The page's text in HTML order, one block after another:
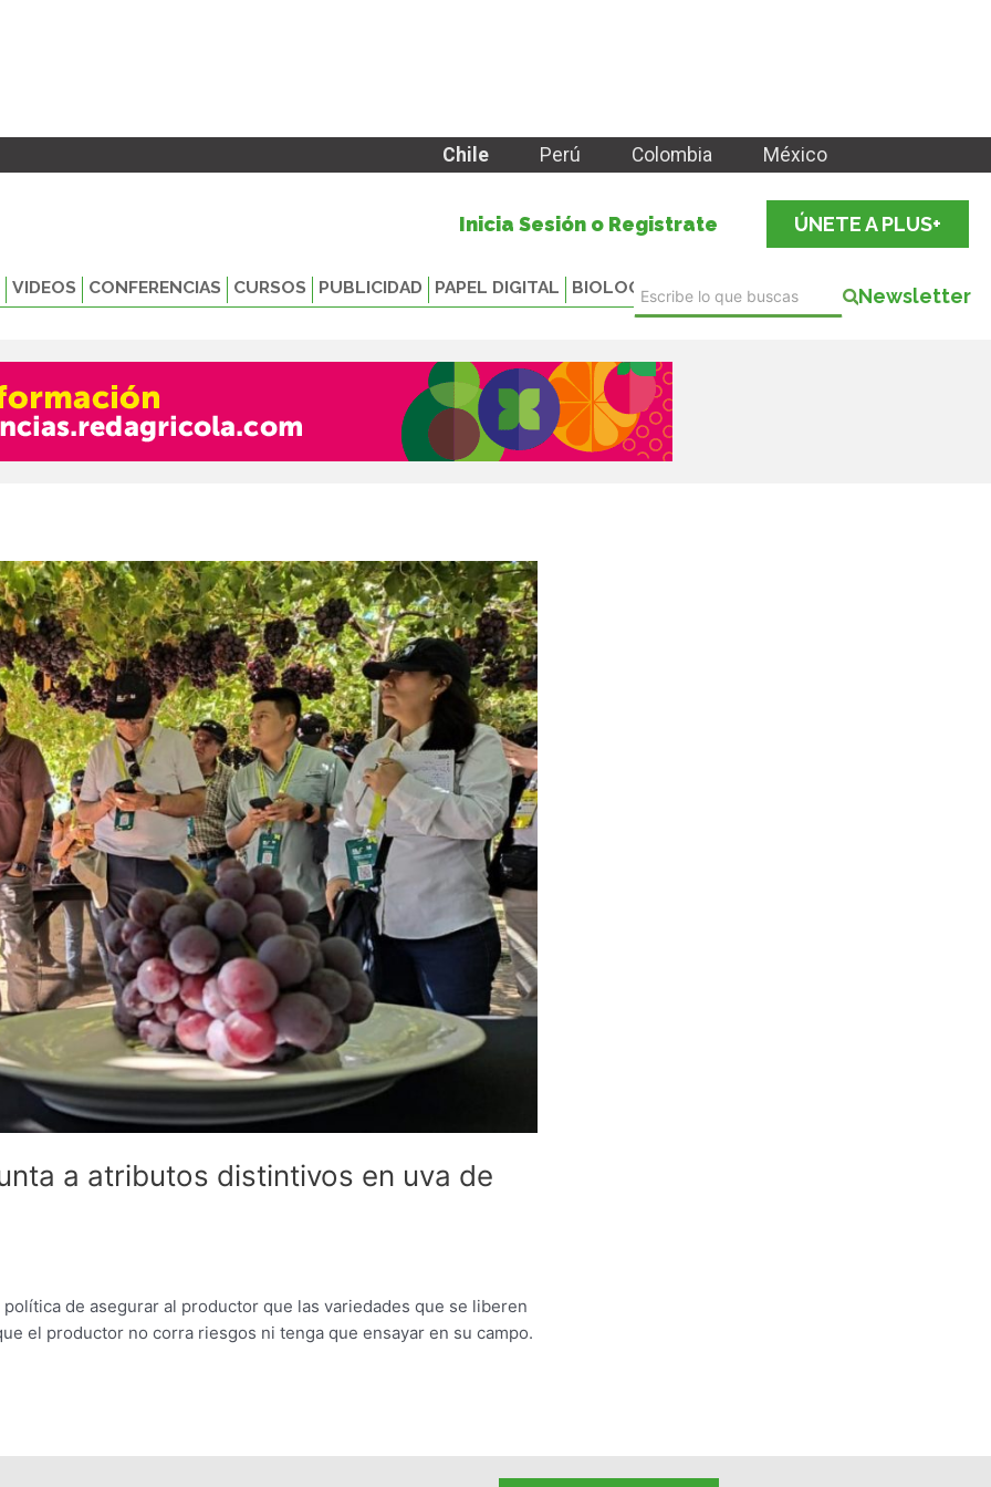
Chile Perú Colombia México
Inicia Sesión o Registrate ÚNETE A PLUS+
VIDEOS CONFERENCIAS CURSOS PUBLICIDAD PAPEL DIGITAL BIOLOGICALS Newsletter
a atributos distintivos en uva de
de asegurar al productor que las variedades que se liberen
el productor no corra riesgos ni tenga que ensayar en su campo.